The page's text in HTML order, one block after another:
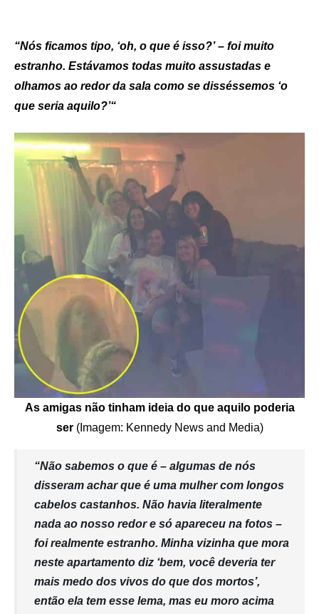
“Nós ficamos tipo, ‘oh, o que é isso?’ – foi muito
estranho. Estávamos todas muito assustadas e
olhamos ao redor da sala como se disséssemos ‘o
que seria aquilo?’“
As amigas não tinham ideia do que aquilo poderia
ser (Imagem: Kennedy News and Media)
“Não sabemos o que é – algumas de nós
disseram achar que é uma mulher com longos
cabelos castanhos. Não havia literalmente
nada ao nosso redor e só apareceu na fotos –
foi realmente estranho. Minha vizinha que mora
neste apartamento diz ‘bem, você deveria ter
mais medo dos vivos do que dos mortos’,
então ela tem esse lema, mas eu moro acima